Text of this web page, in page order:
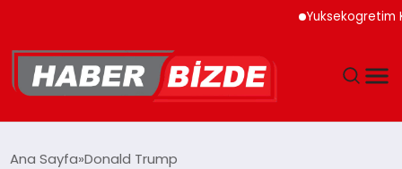
Yuksekogretim
Ana Sayfa Donald Trump